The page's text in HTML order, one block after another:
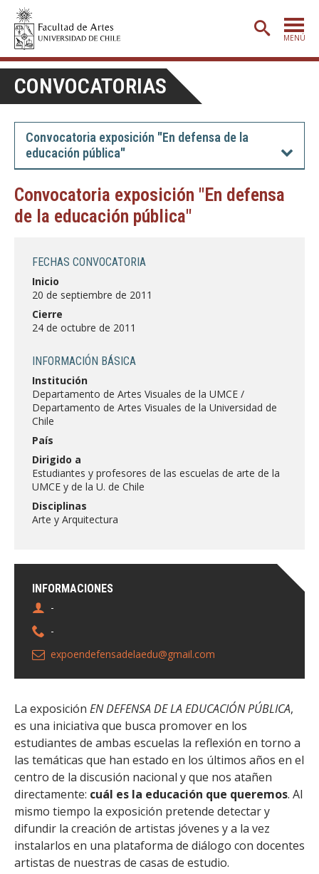
MENÚ
PORTADA
ADMISIÓN
ETAPA BÁSICA
POSTGRADO
EXTENSIÓN
BIBLIOTECA
DEPARTAMENTOS
FACULTAD
Estudiantes
Académicas/os
CONVOCATORIAS
Convocatoria exposición "En defensa de la
educación pública"
Convocatoria exposición "En defensa
de la educación pública"
INFORMACIONES
-
-
expoendefensadelaedu@gmail.com
FECHAS CONVOCATORIA
Inicio
20 de septiembre de 2011
Cierre
24 de octubre de 2011
INFORMACIÓN BÁSICA
Institución
Departamento de Artes Visuales de la UMCE /
Departamento de Artes Visuales de la Universidad de
Chile
País
Dirigido a
Estudiantes y profesores de las escuelas de arte de la
UMCE y de la U. de Chile
Disciplinas
Arte y Arquitectura
La exposición EN DEFENSA DE LA EDUCACIÓN PÚBLICA,
es una iniciativa que busca promover en los
estudiantes de ambas escuelas la reflexión en torno a
las temáticas que han estado en los últimos años en el
centro de la discusión nacional y que nos atañen
directamente: cuál es la educación que queremos. Al
mismo tiempo la exposición pretende detectar y
difundir la creación de artistas jóvenes y a la vez
instalarlos en una plataforma de diálogo con docentes
artistas de nuestras de casas de estudio.